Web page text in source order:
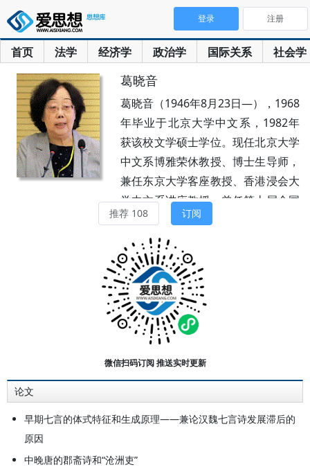
首页 法学 经济学 政治学 国际关系 社会学
登录 注册
葛晓音
葛晓音（1946年8月23日—），1968
年毕业于北京大学中文系，1982年
获该校文学硕士学位。现任北京大学
中文系博雅荣休教授、博士生导师，
兼任东京大学客座教授、香港浸会大
学中文系讲座教授，曾任第十届全国
人大代表及第十一、十二届全国政协
委员，北京市第十届政协委员。
1968年起先后在新疆昌吉州中学、
河北兴隆县文化馆工作，1978年回
北大进修。1982年留校任教，1989
年晋升教授，1993年获国务院学位
委员会博士生导师资格。1990年代
赴东京大学人文社会学系任教。主要
魏六朝诗歌体式研究》等专著。
推荐 108 订阅
微信扫码订阅 推送实时更新
论文
早期七言的体式特征和生成原理——兼论汉魏七言诗发展滞后的
原因
中晚唐的郡斋诗和“沧洲吏”